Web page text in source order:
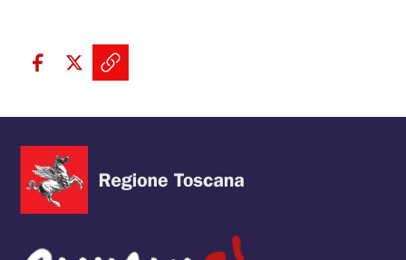
Condividi sui social:
Condividi su Facebook - apre
Condividi su X - apre una
Copia il link e condividi -